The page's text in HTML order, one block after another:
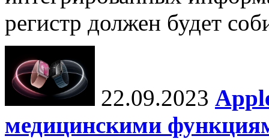
регистр должен будет
22.09.2023
медицинскими